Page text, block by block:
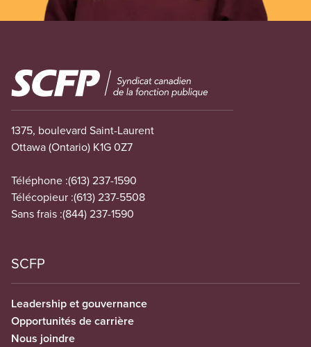
Image
1375, boulevard Saint-Laurent
Ottawa (Ontario) K1G 0Z7
Téléphone :(613) 237-1590
Télécopieur :(613) 237-5508
Sans frais :(844) 237-1590
SCFP
Leadership et gouvernance
Opportunités de carrière
Nous joindre